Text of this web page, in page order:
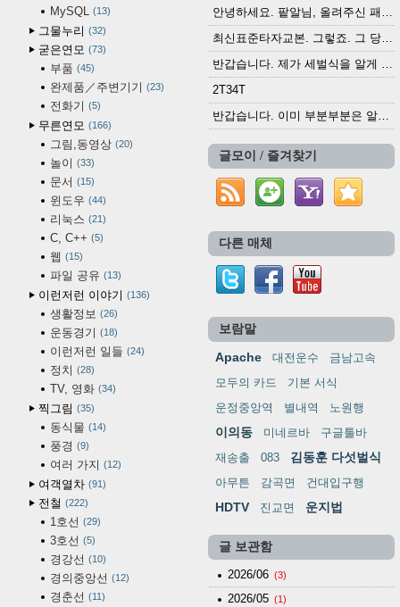
MySQL 13
그물누리 32
굳은연모 73
부품 45
완제품／주변기기 23
전화기 5
무른연모 166
그림,동영상 20
놀이 33
문서 15
윈도우 44
리눅스 21
C, C++ 5
웹 15
파일 공유 13
이런저런 이야기 136
생활정보 26
운동경기 18
이런저런 일들 24
정치 28
TV, 영화 34
찍그림 35
동식물 14
풍경 9
여러 가지 12
여객열차 91
전철 222
1호선 29
3호선 5
경강선 10
경의중앙선 12
경춘선 11
최신표준타자교본. 그렇죠. 그 당시에 최신 표준...
2T34T
반갑습니다. 이미 부분부분은 알려진 정보들이...
글모이 / 즐겨찾기
다른 매체
보람말
Apache 대전운수
금남고속
모두의 카드
기본 서식
운정중앙역
별내역 노원행
이의동 미네르바
구글툴바
재송출
083 김동훈 다섯벌식
아무튼 감곡면 건대입구행
HDTV 진교면 운지법
글 보관함
2026/06 (3)
2026/05 (1)